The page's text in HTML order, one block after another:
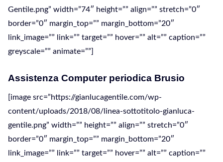
Gentile.png” width=”74″ height=”” align=”” stretch=”0″
border=”0″ margin_top=”” margin_bottom=”20″
link_image=”” link=”” target=”” hover=”” alt=”” caption=””
greyscale=”” animate=””]
Assistenza Computer periodica Brusio
[image src=”https://gianlucagentile.com/wp-
content/uploads/2018/08/linea-sottotitolo-gianluca-
gentile.png” width=”” height=”” align=”” stretch=”0″
border=”0″ margin_top=”” margin_bottom=”20″
link_image=”” link=”” target=”” hover=”” alt=”” caption=””